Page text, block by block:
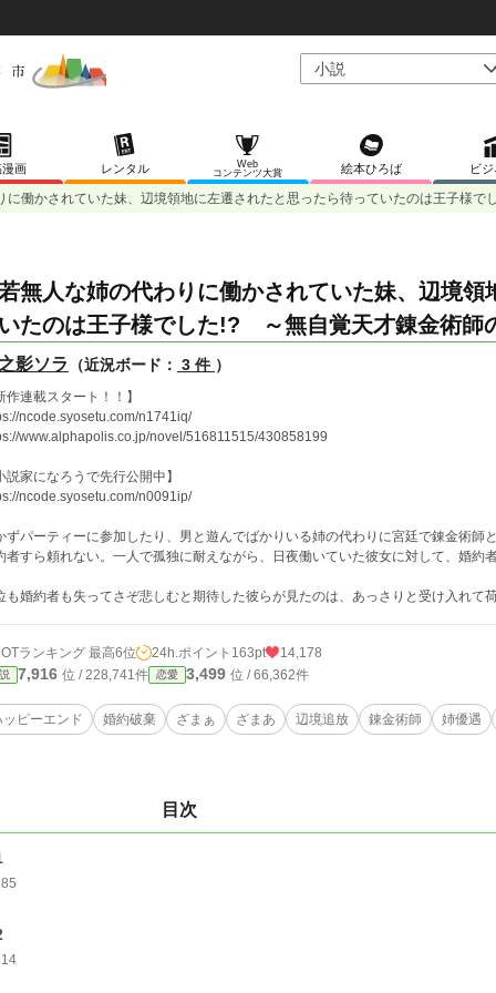
画 レンタル
Web
コンテンツ大賞
絵本ひろば ビジ
に働かされていた妹、辺境領地に左遷されたと思ったら待っていたのは王子様
無人な姉の代わりに働かされていた妹、辺境領
たのは王子様でした!? ～無自覚天才錬金術師
影ソラ （近況ボード： 3 件 ）
作連載スタート！！】
ncode.syosetu.com/n1741iq/
www.alphapolis.co.jp/novel/516811515/430858199
説家になろうで先行公開中】
ncode.syosetu.com/n0091ip/
ずパーティーに参加したり、男と遊んでばかりいる姉の代わりに宮廷で錬金術師
者すら頼れない。一人で孤独に耐えながら、日夜働いていた彼女に対して、婚約
も婚約者も失ってさぞ悲しむと期待した彼らが見たのは、あっさりと受け入れ
ランキング 最高6位 24h.ポイント 163pt 14,178
7,916 位 / 228,741件 恋愛 3,499 位 / 66,362件
ッピーエンド 婚約破棄 ざまぁ ざまあ 辺境追放 錬金術師 姉優遇
目次